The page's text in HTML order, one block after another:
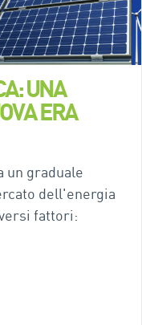
UNA
ERA
un graduale
dell'energia
fattori: